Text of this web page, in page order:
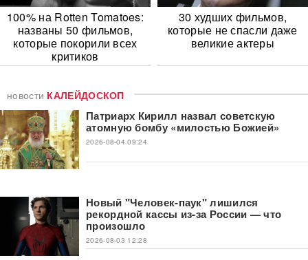
100% на Rotten Tomatoes:
названы 50 фильмов,
которые покорили всех
критиков
30 худших фильмов,
которые не спасли даже
великие актеры
новости КАЛЕЙДОСКОП
Патриарх Кирилл назвал советскую
атомную бомбу «милостью Божией»
2026-08-04 09:24
Новый "Человек-паук" лишился
рекордной кассы из-за России — что
произошло
2026-08-03 12:28